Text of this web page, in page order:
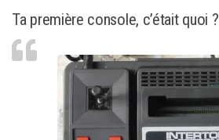
Ta première console, c’était quoi ?